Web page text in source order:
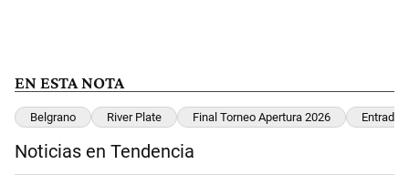
EN ESTA NOTA
Belgrano River Plate Final Torneo Apertura 2026
Noticias en Tendencia